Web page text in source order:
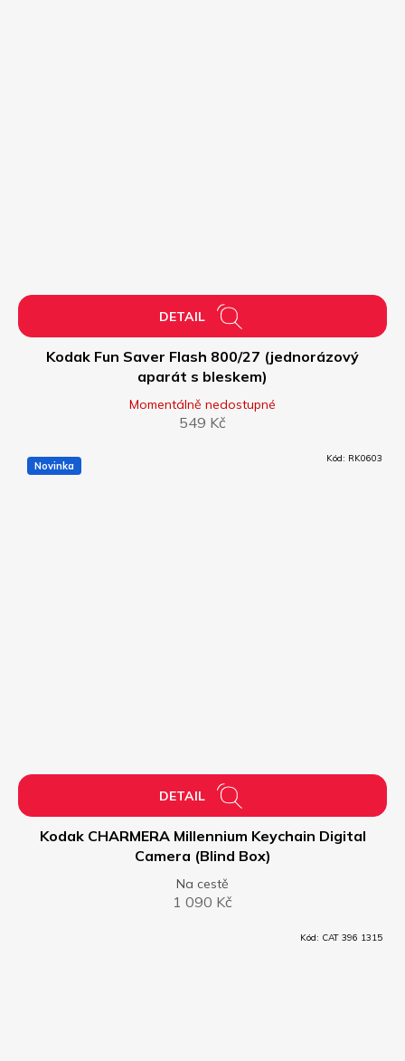
Kodak Fun Saver Flash 800/27 (jednorázový
aparát s bleskem)
Momentálně nedostupné
549 Kč
DETAIL
Novinka
Kodak CHARMERA Millennium Keychain Digital
Camera (Blind Box)
Na cestě
1 090 Kč
DETAIL
Kód: RK0603
Kód: CAT 396 1315